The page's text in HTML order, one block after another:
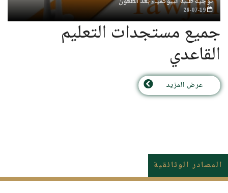
26-07-19
جميع مستجدات التعليم
القاعدي
عرض المزيد
المصادر الوثائقية